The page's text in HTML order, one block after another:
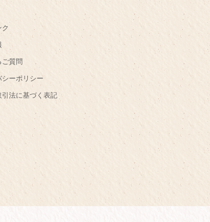
ク
ご質問
シーポリシー
引法に基づく表記